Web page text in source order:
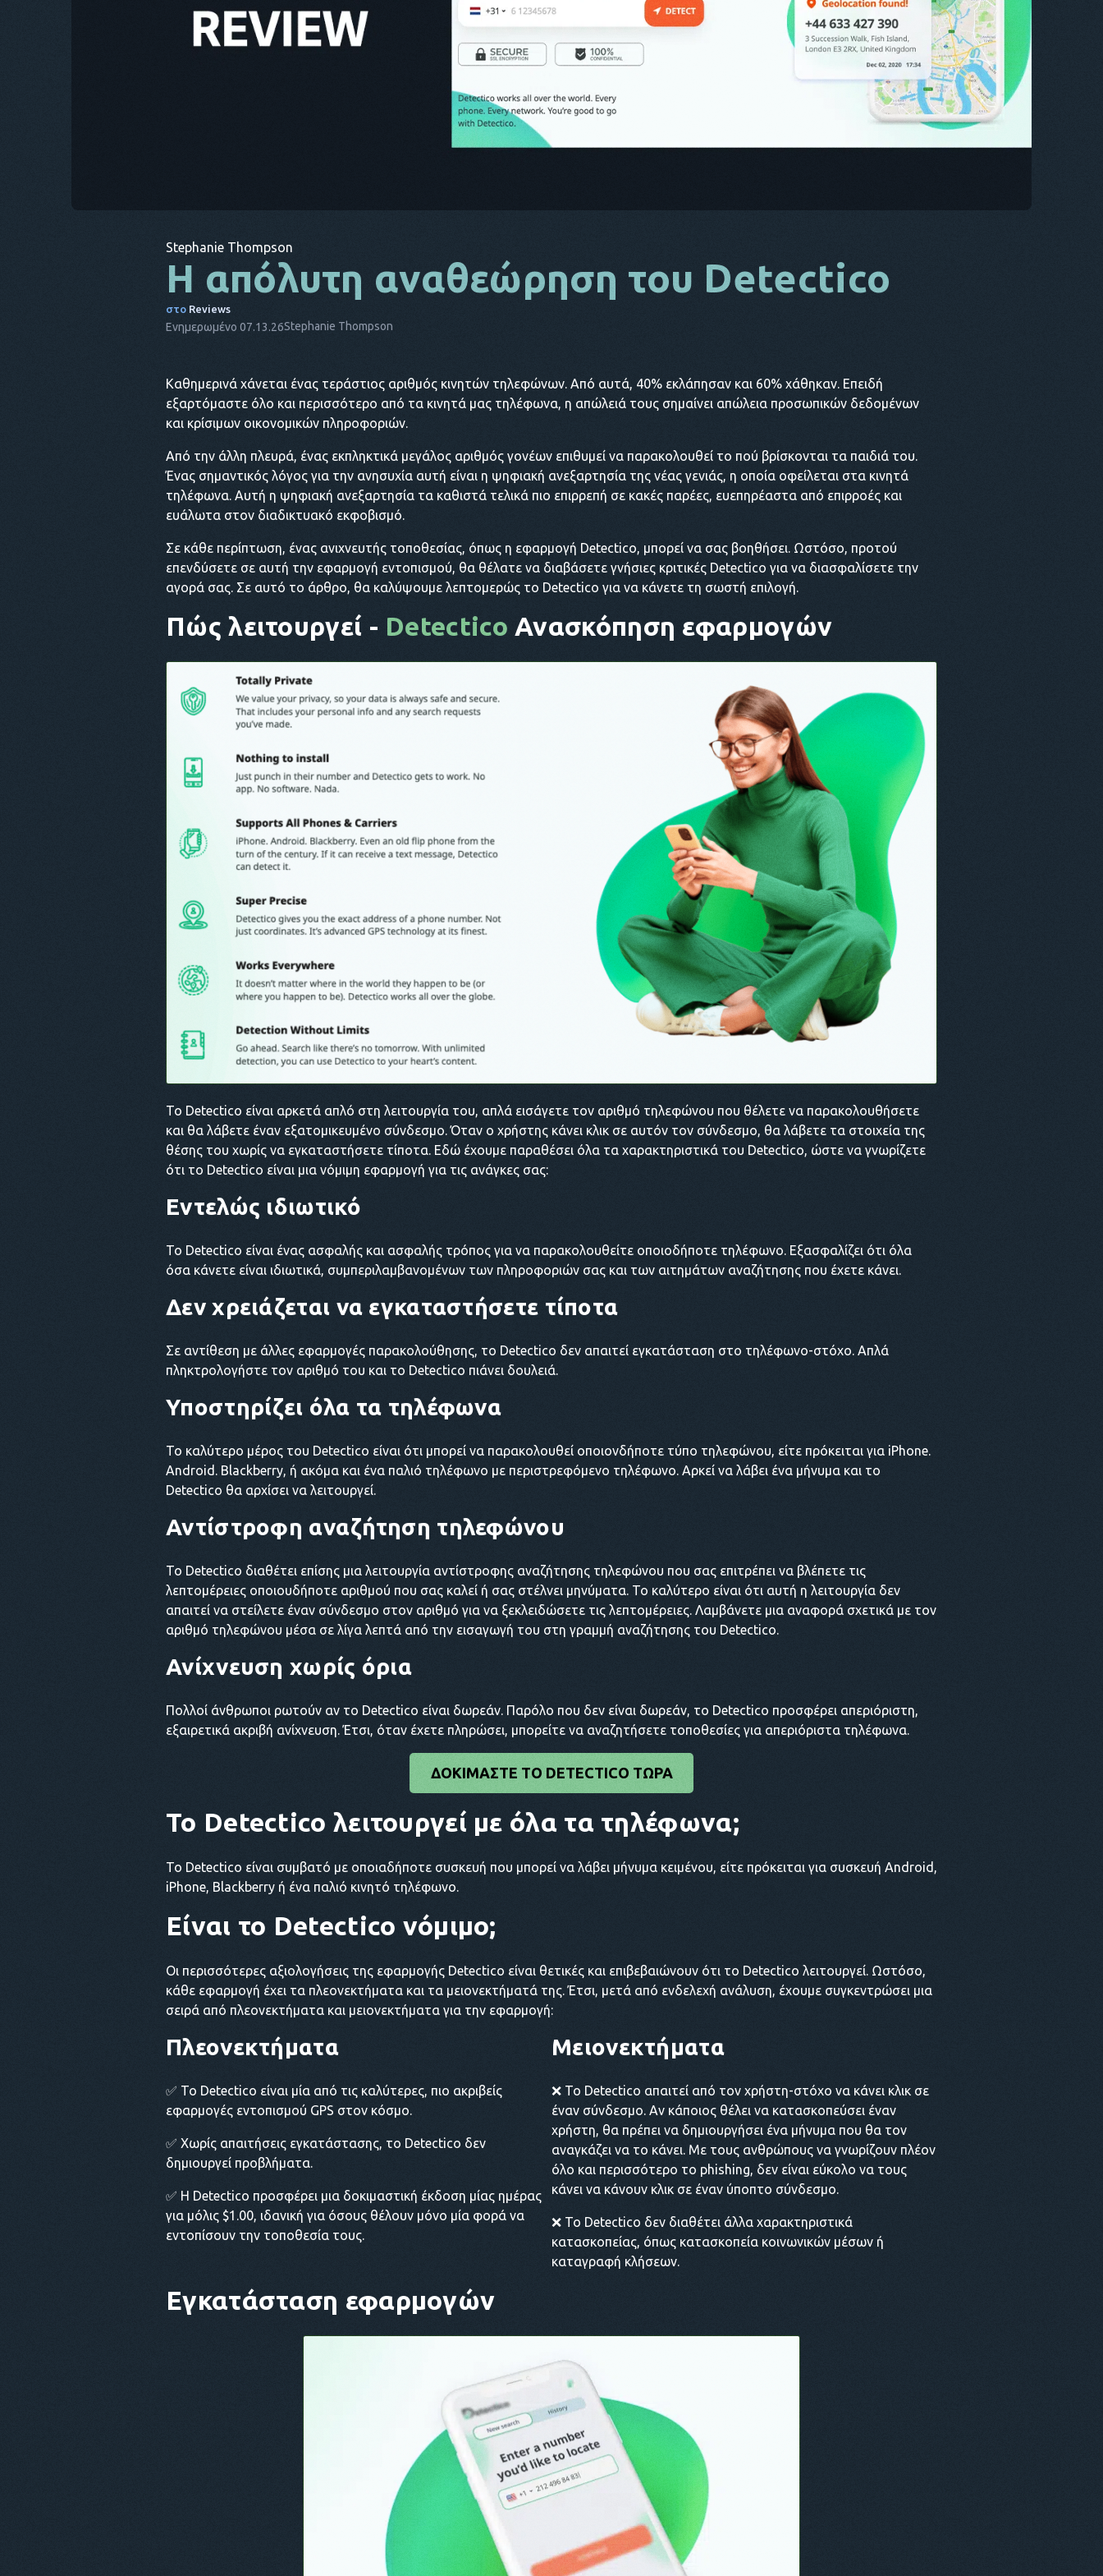
CS
DA
ΙΤ
FR
NL
Stephanie Thompson
Η απόλυτη αναθεώρηση του Detectico
στο Reviews
Ενημερωμένο 07.13.26Stephanie Thompson
Καθημερινά χάνεται ένας τεράστιος αριθμός κινητών τηλεφώνων. Από αυτά, 40% εκλάπησαν και 60% χάθηκαν. Επειδή
εξαρτόμαστε όλο και περισσότερο από τα κινητά μας τηλέφωνα, η απώλειά τους σημαίνει απώλεια προσωπικών δεδομένων
και κρίσιμων οικονομικών πληροφοριών.
Από την άλλη πλευρά, ένας εκπληκτικά μεγάλος αριθμός γονέων επιθυμεί να παρακολουθεί το πού βρίσκονται τα παιδιά του.
Ένας σημαντικός λόγος για την ανησυχία αυτή είναι η ψηφιακή ανεξαρτησία της νέας γενιάς, η οποία οφείλεται στα κινητά
τηλέφωνα. Αυτή η ψηφιακή ανεξαρτησία τα καθιστά τελικά πιο επιρρεπή σε κακές παρέες, ευεπηρέαστα από επιρροές και
ευάλωτα στον διαδικτυακό εκφοβισμό.
Σε κάθε περίπτωση, ένας ανιχνευτής τοποθεσίας, όπως η εφαρμογή Detectico, μπορεί να σας βοηθήσει. Ωστόσο, προτού
επενδύσετε σε αυτή την εφαρμογή εντοπισμού, θα θέλατε να διαβάσετε γνήσιες κριτικές Detectico για να διασφαλίσετε την
αγορά σας. Σε αυτό το άρθρο, θα καλύψουμε λεπτομερώς το Detectico για να κάνετε τη σωστή επιλογή.
Πώς λειτουργεί - Detectico Ανασκόπηση εφαρμογών
Το Detectico είναι αρκετά απλό στη λειτουργία του, απλά εισάγετε τον αριθμό τηλεφώνου που θέλετε να παρακολουθήσετε
και θα λάβετε έναν εξατομικευμένο σύνδεσμο. Όταν ο χρήστης κάνει κλικ σε αυτόν τον σύνδεσμο, θα λάβετε τα στοιχεία της
θέσης του χωρίς να εγκαταστήσετε τίποτα. Εδώ έχουμε παραθέσει όλα τα χαρακτηριστικά του Detectico, ώστε να γνωρίζετε
ότι το Detectico είναι μια νόμιμη εφαρμογή για τις ανάγκες σας:
Εντελώς ιδιωτικό
Το Detectico είναι ένας ασφαλής και ασφαλής τρόπος για να παρακολουθείτε οποιοδήποτε τηλέφωνο. Εξασφαλίζει ότι όλα
όσα κάνετε είναι ιδιωτικά, συμπεριλαμβανομένων των πληροφοριών σας και των αιτημάτων αναζήτησης που έχετε κάνει.
Δεν χρειάζεται να εγκαταστήσετε τίποτα
Σε αντίθεση με άλλες εφαρμογές παρακολούθησης, το Detectico δεν απαιτεί εγκατάσταση στο τηλέφωνο-στόχο. Απλά
πληκτρολογήστε τον αριθμό του και το Detectico πιάνει δουλειά.
Υποστηρίζει όλα τα τηλέφωνα
Το καλύτερο μέρος του Detectico είναι ότι μπορεί να παρακολουθεί οποιονδήποτε τύπο τηλεφώνου, είτε πρόκειται για iPhone.
Android. Blackberry, ή ακόμα και ένα παλιό τηλέφωνο με περιστρεφόμενο τηλέφωνο. Αρκεί να λάβει ένα μήνυμα και το
Detectico θα αρχίσει να λειτουργεί.
Αντίστροφη αναζήτηση τηλεφώνου
Το Detectico διαθέτει επίσης μια λειτουργία αντίστροφης αναζήτησης τηλεφώνου που σας επιτρέπει να βλέπετε τις
λεπτομέρειες οποιουδήποτε αριθμού που σας καλεί ή σας στέλνει μηνύματα. Το καλύτερο είναι ότι αυτή η λειτουργία δεν
απαιτεί να στείλετε έναν σύνδεσμο στον αριθμό για να ξεκλειδώσετε τις λεπτομέρειες. Λαμβάνετε μια αναφορά σχετικά με τον
αριθμό τηλεφώνου μέσα σε λίγα λεπτά από την εισαγωγή του στη γραμμή αναζήτησης του Detectico.
Ανίχνευση χωρίς όρια
Πολλοί άνθρωποι ρωτούν αν το Detectico είναι δωρεάν. Παρόλο που δεν είναι δωρεάν, το Detectico προσφέρει απεριόριστη,
εξαιρετικά ακριβή ανίχνευση. Έτσι, όταν έχετε πληρώσει, μπορείτε να αναζητήσετε τοποθεσίες για απεριόριστα τηλέφωνα.
ΔΟΚΙΜΆΣΤΕ ΤΟ DETECTICO ΤΏΡΑ
Το Detectico λειτουργεί με όλα τα τηλέφωνα;
Το Detectico είναι συμβατό με οποιαδήποτε συσκευή που μπορεί να λάβει μήνυμα κειμένου, είτε πρόκειται για συσκευή Android,
iPhone, Blackberry ή ένα παλιό κινητό τηλέφωνο.
Είναι το Detectico νόμιμο;
Οι περισσότερες αξιολογήσεις της εφαρμογής Detectico είναι θετικές και επιβεβαιώνουν ότι το Detectico λειτουργεί. Ωστόσο,
κάθε εφαρμογή έχει τα πλεονεκτήματα και τα μειονεκτήματά της. Έτσι, μετά από ενδελεχή ανάλυση, έχουμε συγκεντρώσει μια
σειρά από πλεονεκτήματα και μειονεκτήματα για την εφαρμογή:
Πλεονεκτήματα
✅ Το Detectico είναι μία από τις καλύτερες, πιο ακριβείς
εφαρμογές εντοπισμού GPS στον κόσμο.
✅ Χωρίς απαιτήσεις εγκατάστασης, το Detectico δεν
δημιουργεί προβλήματα.
✅ Η Detectico προσφέρει μια δοκιμαστική έκδοση μίας ημέρας
για μόλις $1.00, ιδανική για όσους θέλουν μόνο μία φορά να
εντοπίσουν την τοποθεσία τους.
Μειονεκτήματα
❌ Το Detectico απαιτεί από τον χρήστη-στόχο να κάνει κλικ σε
έναν σύνδεσμο. Αν κάποιος θέλει να κατασκοπεύσει έναν
χρήστη, θα πρέπει να δημιουργήσει ένα μήνυμα που θα τον
αναγκάζει να το κάνει. Με τους ανθρώπους να γνωρίζουν πλέον
όλο και περισσότερο το phishing, δεν είναι εύκολο να τους
κάνει να κάνουν κλικ σε έναν ύποπτο σύνδεσμο.
❌ Το Detectico δεν διαθέτει άλλα χαρακτηριστικά
κατασκοπείας, όπως κατασκοπεία κοινωνικών μέσων ή
καταγραφή κλήσεων.
Εγκατάσταση εφαρμογών